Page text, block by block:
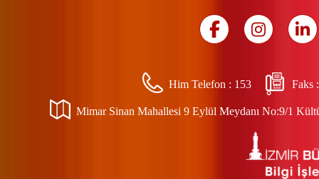
Him Telefon : 153 Faks
Mimar Sinan Mahallesi 9 Eylül Meydanı No:9/1